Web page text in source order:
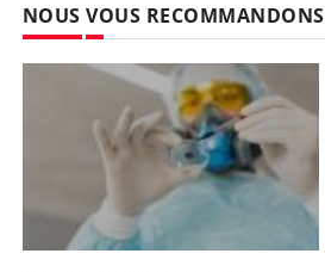
NOUS VOUS RECOMMANDONS